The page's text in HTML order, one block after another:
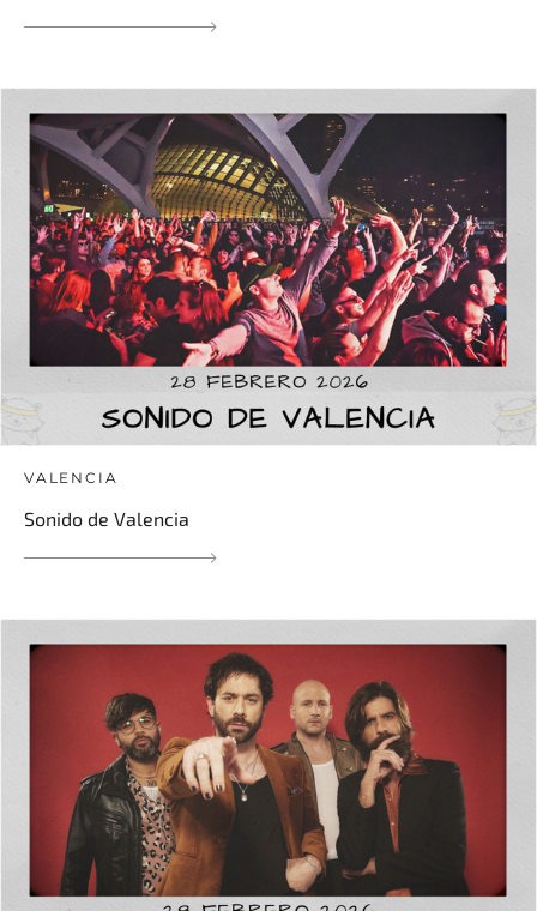
VALENCIA
Sonido de Valencia